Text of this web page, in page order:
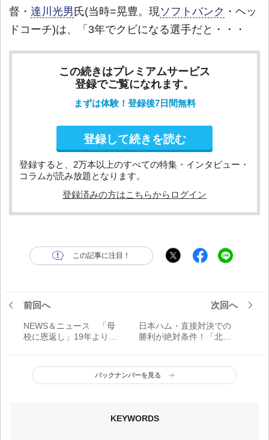
督・ 達川光男氏(当時=晃豊。現ソフトバンク ・ヘッ
ドコーチ)は、「3年でクビになる選手だと・・・
この続きはプレミアムサービス
登録でご覧になれます。
まずは体験！登録後7日間無料
登録して続きを読む
登録すると、2万本以上のすべての特集・インタビュー・
コラムが読み放題となります。
登録済みの方はこちらからログイン
この記事に注目！
前回へ
NEWS＆ニュース 「母
校に恩返し」19年より早
督
次回へ
日本ハム・直接対決での
勝利が絶対条件！「北海
シーズン最終盤戦力分析
バックナンバーを見る
KEYWORDS